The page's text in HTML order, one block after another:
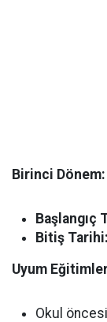
Birinci Dönem:
Başlangıç
Bitiş Tarihi:
Uyum
Okul